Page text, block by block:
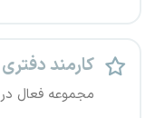
کارمند دفتری
مجموعه فعال